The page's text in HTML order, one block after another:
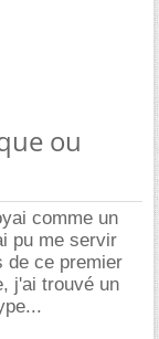
ou
comme un
pu me servir
de ce premier
j'ai trouvé un